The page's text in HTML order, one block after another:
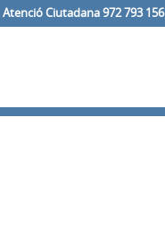
Atenció Ciutadana 972 793 156